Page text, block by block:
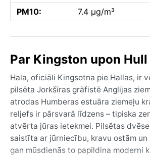
PM10:
7.4 µg/m³
Par Kingston upon Hull
Hala, oficiāli Kingsotna pie Hallas, ir
pilsēta Jorkšīras grāfistē Anglijas
atrodas Humberas estuāra ziemeļu
reljefs ir pārsvarā līdzens – tipiska
atvērta jūras ietekmei. Pilsētas
saistīta ar jūrniecību, kravu ostām
gan mūsdienās to papildina moderni